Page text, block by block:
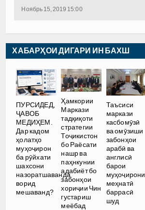
Ноябрь 15, 2019 15:00
ХАБАРҲОИ ДИГАРИ ИН БАХШ
ПУРСИДЕД,
ҶАВОБ
МЕДИҲЕМ.
Дар кадом
ҳолатҳо
муҳоҷирон
ба рӯйхати
шахсони
назоратшаванда
ворид
мешаванд?
Ҳамкории
Маркази
тадқиқоти
стратегии
Тоҷикистон
бо Раёсати
нашр ва
паҳнкунии
адабиёт бо
забонҳои
хориҷии Чин
густариш
меёбад
Таъсиси
маркази
касбомӯзӣ
ва омӯзиши
забонҳои
арабӣ ва
англисӣ
барои
муҳоҷирони
меҳнатӣ
баррасӣ
шуд